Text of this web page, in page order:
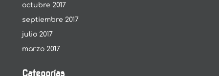
octubre 2017
septiembre 2017
julio 2017
marzo 2017
Categorías